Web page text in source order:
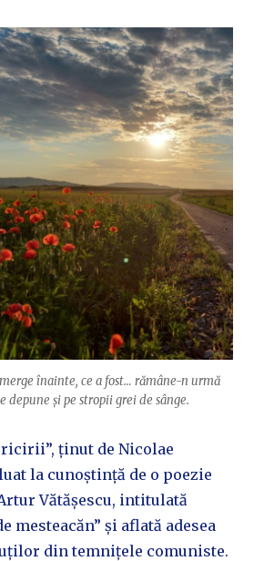
înainte, ce a fost… rămâne-n urmă
depune și pe stropii grei de sânge.
ținut de Nicolae
la cunoștință de o poezie
Vătășescu, intitulată
mesteacăn” și aflată adesea
din temnițele comuniste.